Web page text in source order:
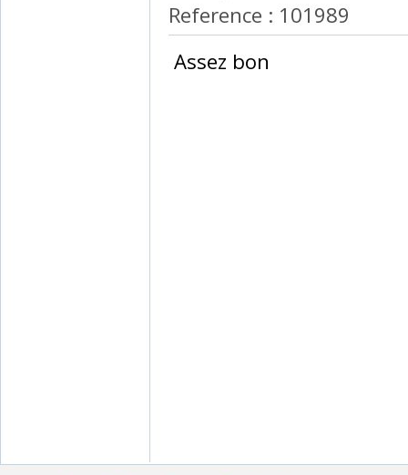
Reference : 101989
‎ Assez bon ‎